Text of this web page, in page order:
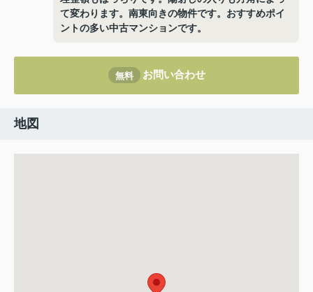
て変わります。南東向きの物件です。おすすめポイ
ントの多い中古マンションです。
無料 お問い合わせ
地図